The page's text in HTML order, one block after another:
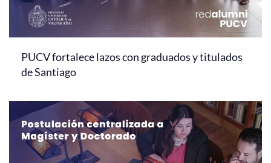
PUCV fortalece lazos con graduados y titulados
de Santiago